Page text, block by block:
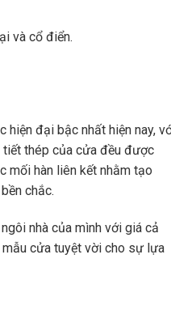
và cổ điển.
hiện đại bậc nhất hiện nay,
tiết thép của cửa đều được
mối hàn liên kết nhằm tạo
chắc.
nhà của mình với giá cả
cửa tuyệt vời cho sự lựa